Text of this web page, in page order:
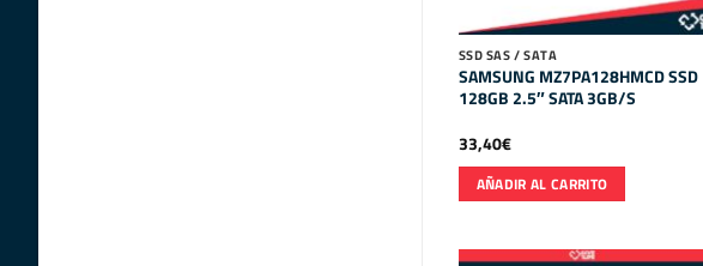
SSD SAS / SATA
SAMSUNG MZ7PA128HMCD SSD
128GB 2.5″ SATA 3GB/S
33,40€
AÑADIR AL CARRITO